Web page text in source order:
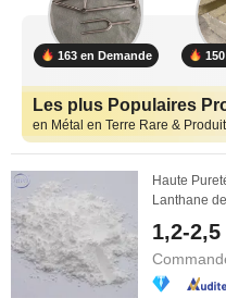
163 en Demande
Les plus Populaires
en Métal en Terre Rare &
Haute
Lanthane
1,2-2,5